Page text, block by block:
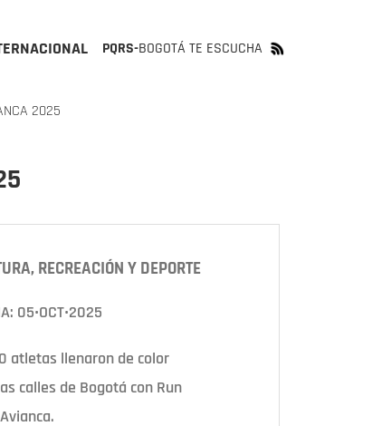
PQRS-BOGOTÁ TE ESCUCHA
2025
RECREACIÓN Y DEPORTE
05•OCT•2025
atletas llenaron de color
calles de Bogotá con Run